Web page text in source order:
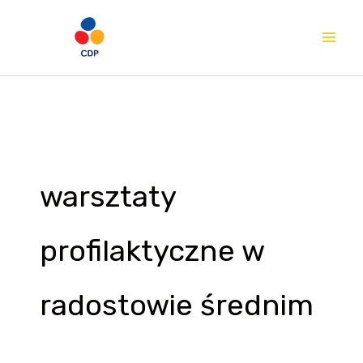
warsztaty
profilaktyczne w
radostowie średnim